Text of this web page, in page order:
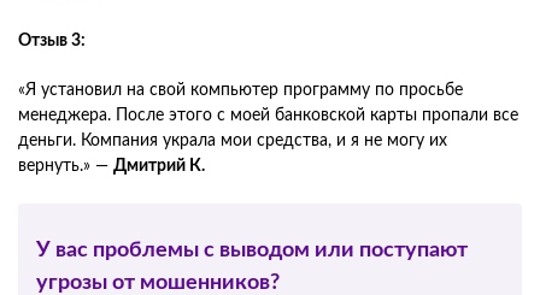
Отзыв 3:
«Я установил на свой компьютер программу по просьбе
менеджера. После этого с моей банковской карты пропали все
деньги. Компания украла мои средства, и я не могу их
вернуть.» — Дмитрий К.
У вас проблемы с выводом или поступают
угрозы от мошенников?